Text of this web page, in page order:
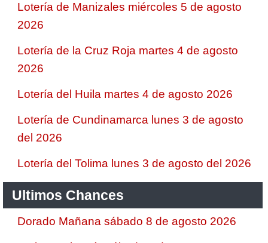
Lotería de Manizales miércoles 5 de agosto
2026
Lotería de la Cruz Roja martes 4 de agosto
2026
Lotería del Huila martes 4 de agosto 2026
Lotería de Cundinamarca lunes 3 de agosto
del 2026
Lotería del Tolima lunes 3 de agosto del 2026
Ultimos Chances
Dorado Mañana sábado 8 de agosto 2026